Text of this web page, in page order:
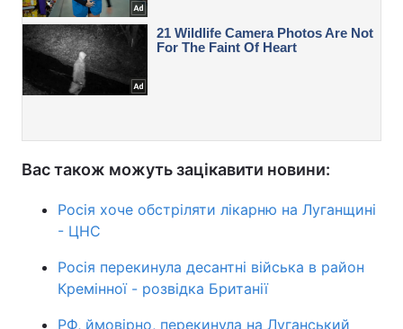
Вас також можуть зацікавити новини:
Росія хоче обстріляти лікарню на Луганщині
- ЦНС
Росія перекинула десантні війська в район
Кремінної - розвідка Британії
РФ, ймовірно, перекинула на Луганський